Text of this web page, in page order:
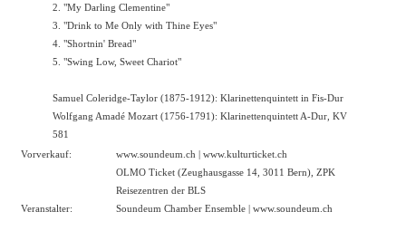
2. "My Darling Clementine"
3. "Drink to Me Only with Thine Eyes"
4. "Shortnin' Bread"
5. "Swing Low, Sweet Chariot"
Samuel Coleridge-Taylor (1875-1912): Klarinettenquintett in Fis-Dur
Wolfgang Amadé Mozart (1756-1791): Klarinettenquintett A-Dur, KV
581
Vorverkauf:
www.soundeum.ch | www.kulturticket.ch
OLMO Ticket (Zeughausgasse 14, 3011 Bern), ZPK
Reisezentren der BLS
Veranstalter:
Soundeum Chamber Ensemble | www.soundeum.ch